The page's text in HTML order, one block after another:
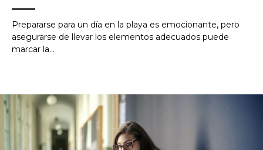
Prepararse para un día en la playa es emocionante, pero
asegurarse de llevar los elementos adecuados puede
marcar la...